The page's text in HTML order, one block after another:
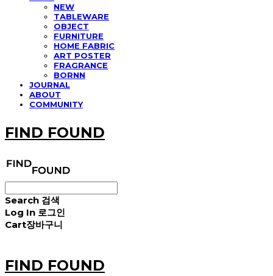
NEW
TABLEWARE
OBJECT
FURNITURE
HOME FABRIC
ART POSTER
FRAGRANCE
BORNN
JOURNAL
ABOUT
COMMUNITY
FIND FOUND
Search 검색
Log In 로그인
Cart장바구니
FIND FOUND